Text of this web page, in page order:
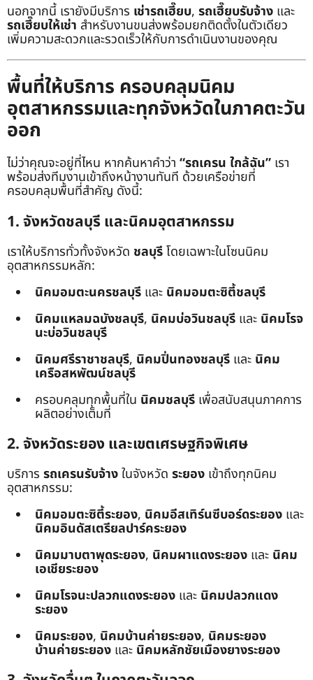
นอกจากนี้ เรายังมีบริการ เช่ารถเฮี๊ยบ, รถเฮี๊ยบรับจ้าง และ
รถเฮี๊ยบให้เช่า สำหรับงานขนส่งพร้อมยกติดตั้งในตัวเดียว
เพิ่มความสะดวกและรวดเร็วให้กับการดำเนินงานของคุณ
พื้นที่ให้บริการ ครอบคลุมนิคม
อุตสาหกรรมและทุกจังหวัดในภาคตะวัน
ออก
ไม่ว่าคุณจะอยู่ที่ไหน หากค้นหาคำว่า “รถเครน ใกล้ฉัน” เรา
พร้อมส่งทีมงานเข้าถึงหน้างานทันที ด้วยเครือข่ายที่
ครอบคลุมพื้นที่สำคัญ ดังนี้:
1. จังหวัดชลบุรี และนิคมอุตสาหกรรม
เราให้บริการทั่วทั้งจังหวัด ชลบุรีโดยเฉพาะในโซนนิคม
อุตสาหกรรมหลัก:
นิคมอมตะนครชลบุรี และ นิคมอมตะซิตี้ชลบุรี
นิคมแหลมฉบังชลบุรี, นิคมบ่อวินชลบุรี และ นิคมโรจ
นะบ่อวินชลบุรี
นิคมศรีราชาชลบุรี, นิคมปิ่นทองชลบุรี และ นิคม
เครือสหพัฒน์ชลบุรี
ครอบคลุมทุกพื้นที่ใน นิคมชลบุรี เพื่อสนับสนุนภาคการ
ผลิตอย่างเต็มที่
2. จังหวัดระยอง และเขตเศรษฐกิจพิเศษ
บริการ รถเครนรับจ้างในจังหวัด ระยอง เข้าถึงทุกนิคม
อุตสาหกรรม:
นิคมอมตะซิตี้ระยอง, นิคมอีสเทิร์นซีบอร์ดระยอง และ
นิคมอินดัสเตรียลปาร์คระยอง
นิคมมาบตาพุดระยอง, นิคมผาแดงระยอง และ นิคม
เอเชียระยอง
นิคมโรจนะปลวกแดงระยอง และ นิคมปลวกแดง
ระยอง
นิคมระยอง, นิคมบ้านค่ายระยอง, นิคมระยอง
บ้านค่ายระยอง และ นิคมหลักชัยเมืองยางระยอง